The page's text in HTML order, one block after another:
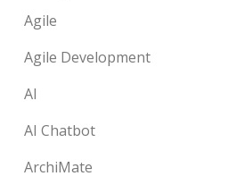
Agile
Agile Development
AI
AI Chatbot
ArchiMate